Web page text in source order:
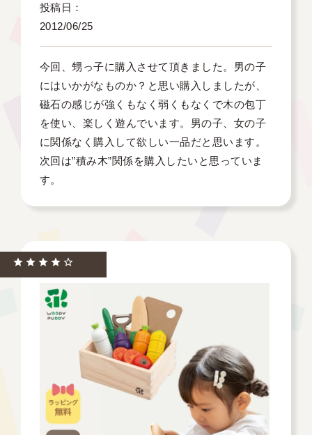
投稿日
2012/06/25
今回、甥っ子に購入させて頂きました。男の子
にはいかがなものか？と思い購入しましたが、
磁石の感じが強くもなく弱くもなくで木の包丁
を使い、楽しく遊んでいます。男の子、女の子
に関係なく購入して欲しい一品だと思います。
次回は”積み木”関係を購入したいと思っていま
す。